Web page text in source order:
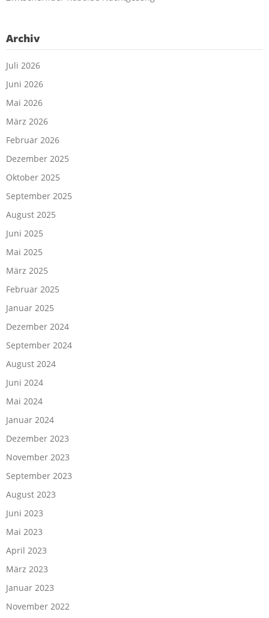
Archiv
Juli 2026
Juni 2026
Mai 2026
März 2026
Februar 2026
Dezember 2025
Oktober 2025
September 2025
August 2025
Juni 2025
Mai 2025
März 2025
Februar 2025
Januar 2025
Dezember 2024
September 2024
August 2024
Juni 2024
Mai 2024
Januar 2024
Dezember 2023
November 2023
September 2023
August 2023
Juni 2023
Mai 2023
April 2023
März 2023
Januar 2023
November 2022